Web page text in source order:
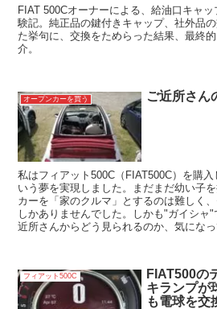
FIAT 500Cオーナーによる、給油口キャ
験記。純正品の鍵付きキャップ、社外品
た挙句に、交換をためらった結果、最終
介。
オープンカーを買う ご近所さん
私はフィアット500C（FIAT500C）を購
いう夢を実現しました。まだまだ幼い子
カーを「家のクルマ」とするのは難しく
しかありませんでした。しかも"ガイシャ
近所さんからどう見られるのか、気になっ
フィアット500C
FIAT500の
キランプが
も電球を交